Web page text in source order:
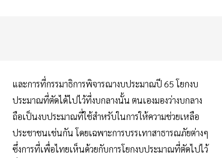
และการที่กรรมาธิการพิจารณางบประมาณปี 65 โยกงบ
ประมาณที่ตัดได้ไปไว้ที่งบกลางนั้น ตนเองมองว่างบกลาง
ถือเป็นงบประมาณที่ใช้สำหรับในการให้ความช่วยเหลือ
ประชาชนเช่นกัน โดยเฉพาะการบรรเทาสาธารณภัยต่างๆ
ซึ่งการที่เพื่อไทยเห็นด้วยกับการโยกงบประมาณที่ตัดไปไว้